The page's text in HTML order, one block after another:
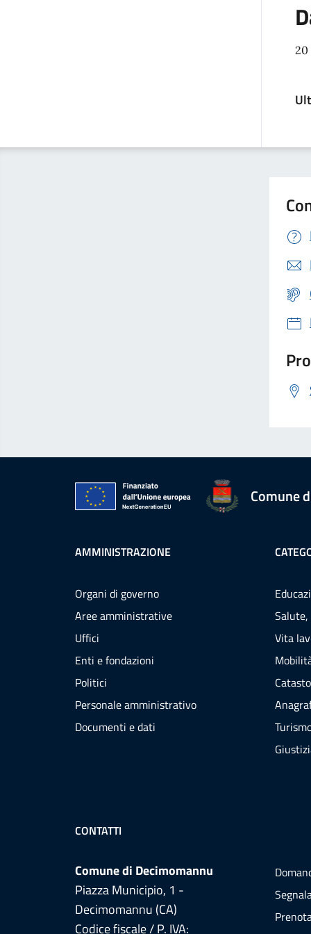
20
Comune
AMMINISTRAZIONE
Organi di governo
Aree amministrative
Uffici
Enti e fondazioni
Politici
Personale amministrativo
Documenti e dati
Salute,
Vita
CONTATTI
Comune di Decimomannu
Piazza Municipio, 1 -
Decimomannu (CA)
Codice fiscale / P. IVA: